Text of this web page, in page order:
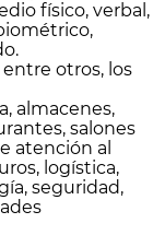
físico, verbal,
otros, los
almacenes,
salones
atención al
logística,
seguridad,